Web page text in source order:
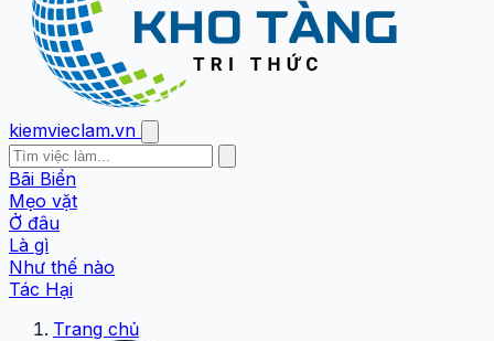
kiemvieclam.vn
Bãi Biển
Mẹo vặt
Ở đâu
Là gì
Như thế nào
Tác Hại
Trang chủ